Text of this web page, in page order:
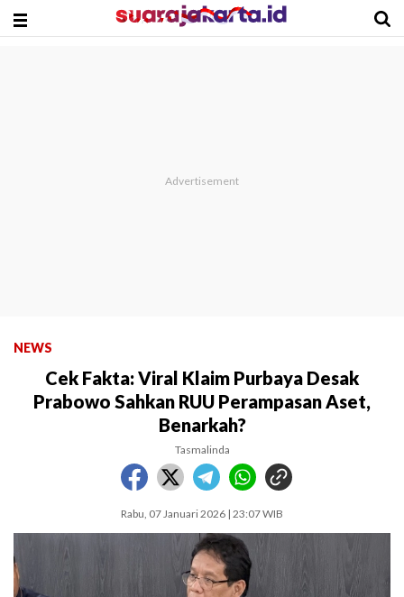
NEWS
Cek Fakta: Viral Klaim Purbaya Desak
Prabowo Sahkan RUU Perampasan Aset,
Benarkah?
Tasmalinda
Rabu, 07 Januari 2026 | 23:07 WIB